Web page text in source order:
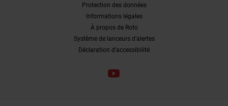
Protection des données
Informations légales
À propos de Roto
Système de lanceurs d’alertes
Déclaration d’accessibilité